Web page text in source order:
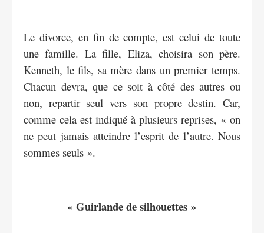
Le divorce, en fin de compte, est celui de toute
une famille. La fille, Eliza, choisira son père.
Kenneth, le fils, sa mère dans un premier temps.
Chacun devra, que ce soit à côté des autres ou
non, repartir seul vers son propre destin. Car,
comme cela est indiqué à plusieurs reprises, « on
ne peut jamais atteindre l’esprit de l’autre. Nous
sommes seuls ».
« Guirlande de silhouettes »